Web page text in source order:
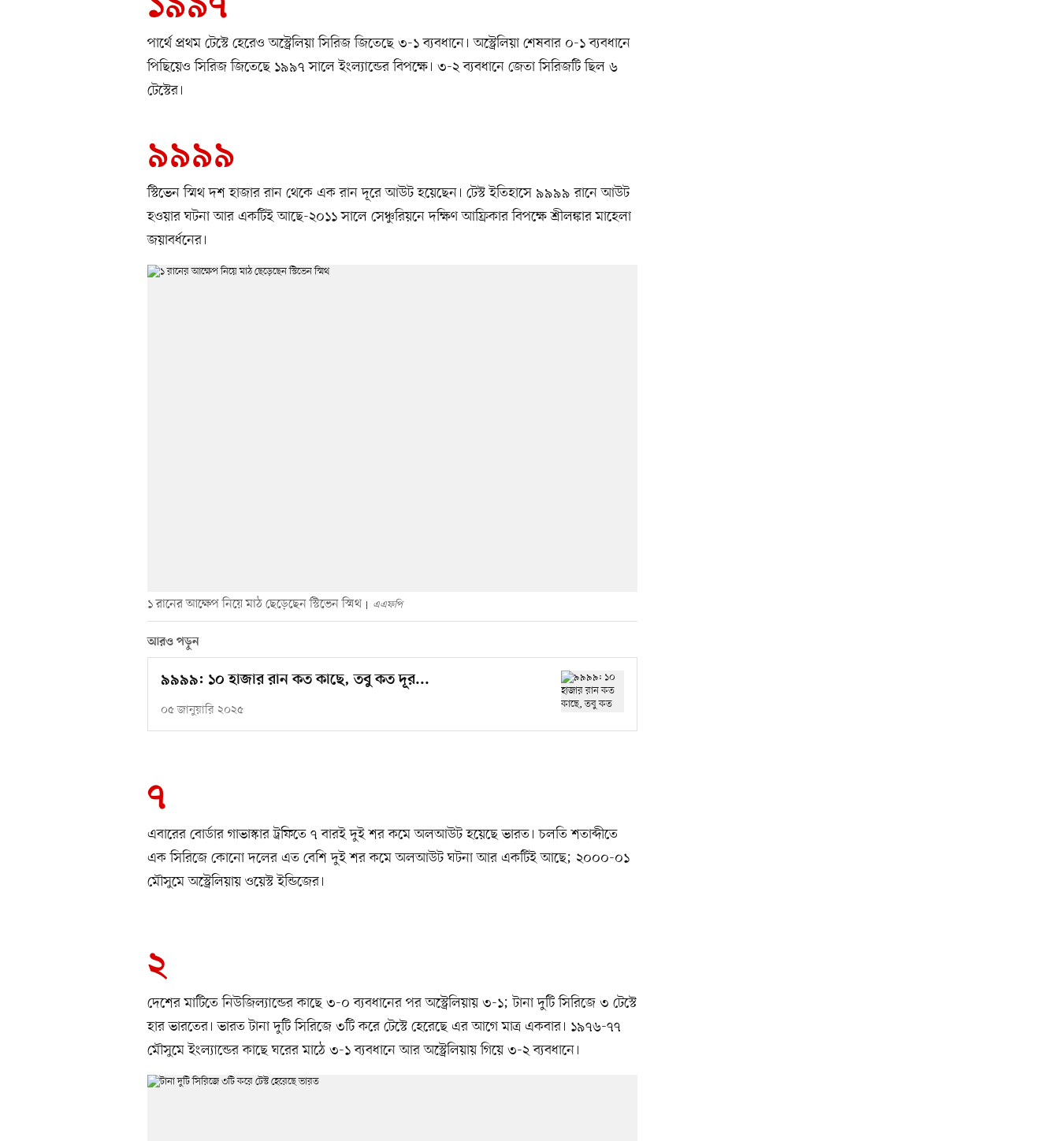
পার্থে প্রথম টেস্টে হেরেও অস্ট্রেলিয়া সিরিজ জিতেছে ৩-১ ব্যবধানে। অস্ট্রেলিয়া শেষবার ০-১ ব্যবধানে
পিছিয়েও সিরিজ জিতেছে ১৯৯৭ সালে ইংল্যান্ডের বিপক্ষে। ৩-২ ব্যবধানে জেতা সিরিজটি ছিল ৬
টেস্টের।
৯৯৯৯
স্টিভেন স্মিথ দশ হাজার রান থেকে এক রান দূরে আউট হয়েছেন। টেস্ট ইতিহাসে ৯৯৯৯ রানে আউট
হওয়ার ঘটনা আর একটিই আছে-২০১১ সালে সেঞ্চুরিয়নে দক্ষিণ আফ্রিকার বিপক্ষে শ্রীলঙ্কার মাহেলা
জয়াবর্ধনের।
১ রানের আক্ষেপ নিয়ে মাঠ ছেড়েছেন স্টিভেন স্মিথ এএফপি
আরও পড়ুন
৯৯৯৯: ১০ হাজার রান কত কাছে, তবু কত দূর...
০৫ জানুয়ারি ২০২৫
৭
এবারের বোর্ডার গাভাস্কার ট্রফিতে ৭ বারই দুই শর কমে অলআউট হয়েছে ভারত। চলতি শতাব্দীতে
এক সিরিজে কোনো দলের এত বেশি দুই শর কমে অলআউট ঘটনা আর একটিই আছে; ২০০০-০১
মৌসুমে অস্ট্রেলিয়ায় ওয়েস্ট ইন্ডিজের।
২
দেশের মাটিতে নিউজিল্যান্ডের কাছে ৩-০ ব্যবধানের পর অস্ট্রেলিয়ায় ৩-১; টানা দুটি সিরিজে ৩ টেস্টে
হার ভারতের। ভারত টানা দুটি সিরিজে ৩টি করে টেস্টে হেরেছে এর আগে মাত্র একবার। ১৯৭৬-৭৭
মৌসুমে ইংল্যান্ডের কাছে ঘরের মাঠে ৩-১ ব্যবধানে আর অস্ট্রেলিয়ায় গিয়ে ৩-২ ব্যবধানে।